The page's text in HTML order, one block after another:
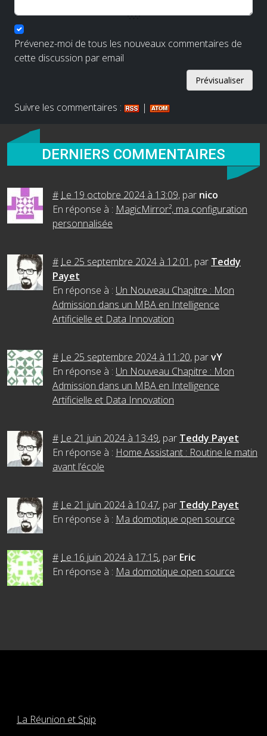
Prévenez-moi de tous les nouveaux commentaires de
cette discussion par email
Suivre les commentaires : |
DERNIERS COMMENTAIRES
# Le 19 octobre 2024 à 13:09, par nico
En réponse à : MagicMirror², ma configuration
personnalisée
# Le 25 septembre 2024 à 12:01 , par Teddy
Payet
En réponse à : Un Nouveau Chapitre : Mon
Admission dans un MBA en Intelligence
Artificielle et Data Innovation
# Le 25 septembre 2024 à 11:20, parvY
En réponse à : Un Nouveau Chapitre : Mon
Admission dans un MBA en Intelligence
Artificielle et Data Innovation
# Le 21 juin 2024 à 13:49, par Teddy Payet
En réponse à : Home Assistant : Routine le matin
avant l’école
# Le 21 juin 2024 à 10:47, par Teddy Payet
En réponse à : Ma domotique open source
# Le 16 juin 2024 à 17:15, par Eric
En réponse à : Ma domotique open source
La Réunion et Spip